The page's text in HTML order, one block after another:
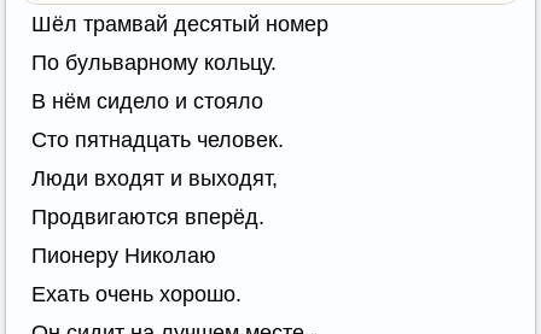
Шёл трамвай десятый номер
По бульварному кольцу.
В нём сидело и стояло
Сто пятнадцать человек.
Люди входят и выходят,
Продвигаются вперёд.
Пионеру Николаю
Ехать очень хорошо.